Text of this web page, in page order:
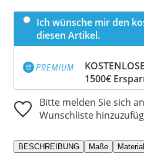
Ich wünsche mir den
diesen Artikel.
1500€
Bitte melden Sie sich
Wunschliste
BESCHREIBUNG Maße